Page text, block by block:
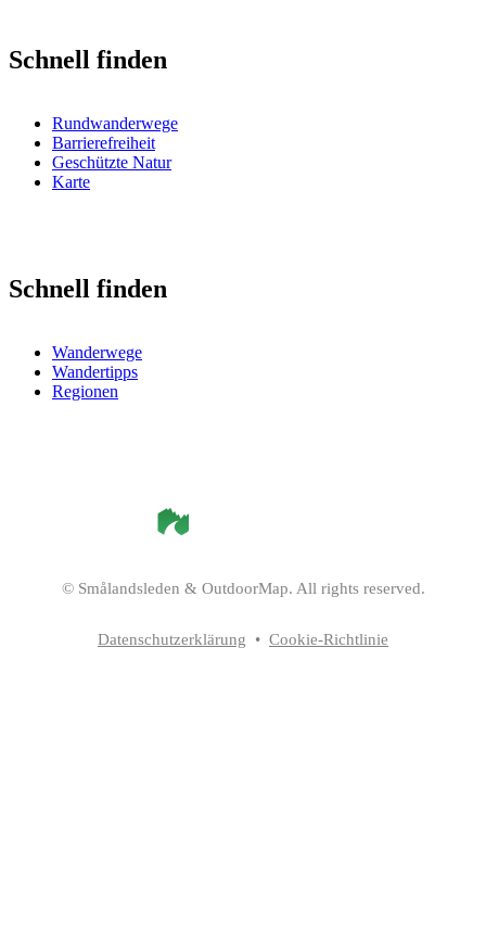
Schnell finden
Rundwanderwege
Barrierefreiheit
Geschützte Natur
Karte
Schnell finden
Wanderwege
Wandertipps
Regionen
© Smålandsleden & OutdoorMap. All rights reserved.
Datenschutzerklärung • Cookie-Richtlinie